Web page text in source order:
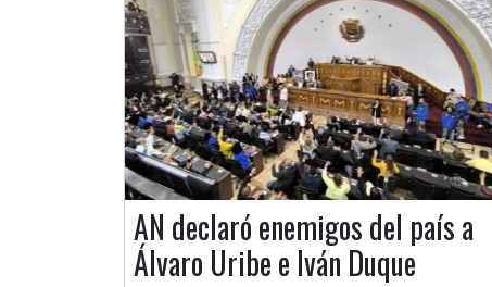
AN declaró enemigos del país a
Álvaro Uribe e Iván Duque